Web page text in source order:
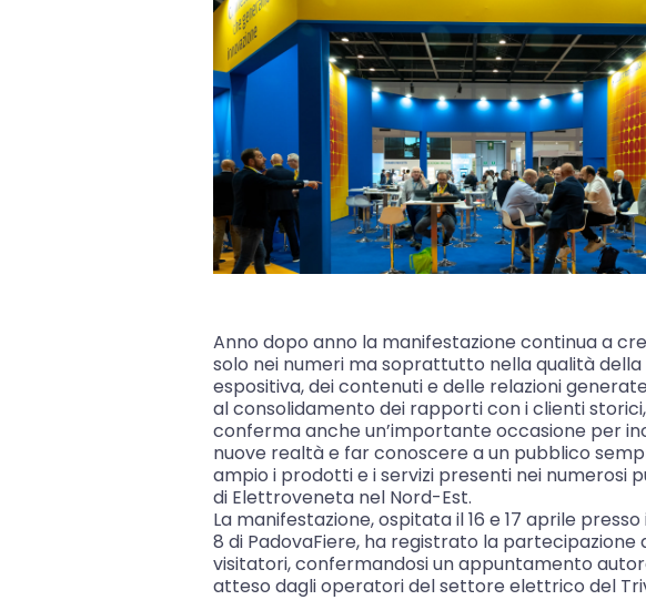
Anno dopo anno la manifestazione continua a
solo nei numeri ma soprattutto nella qualità
espositiva, dei contenuti e delle relazioni
al consolidamento dei rapporti con i clienti
conferma anche un’importante occasione per
nuove realtà e far conoscere a un pubblico
ampio i prodotti e i servizi presenti nei numerosi
di Elettroveneta nel Nord-Est.
La manifestazione, ospitata il 16 e 17 aprile presso
8 di PadovaFiere, ha registrato la partecipazione
visitatori, confermandosi un appuntamento
atteso dagli operatori del settore elettrico del